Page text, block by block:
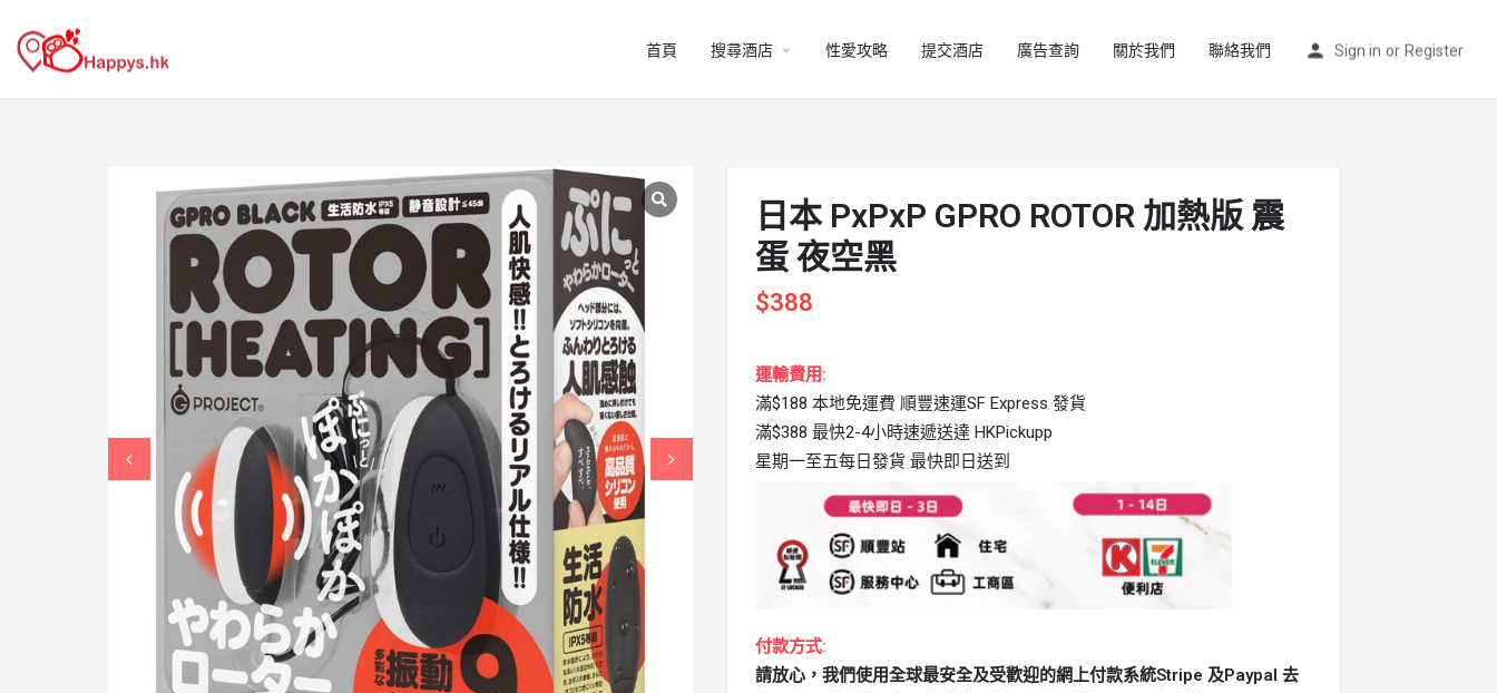
首頁 搜尋酒店 arrow_drop_down 性愛攻略 提交酒店 廣告查詢 關於我們 聯絡我們 Sign in or Register
日本 PxPxP GPRO ROTOR 加熱版 震
蛋 夜空黑
$388
運輸費用:
滿$188 本地免運費 順豐速運SF Express 發貨
滿$388 最快2-4小時速遞送達 HKPickupp
星期一至五每日發貨 最快即日送到
付款方式:
請放心，我們使用全球最安全及受歡迎的網上付款系統Stripe 及Paypal 去